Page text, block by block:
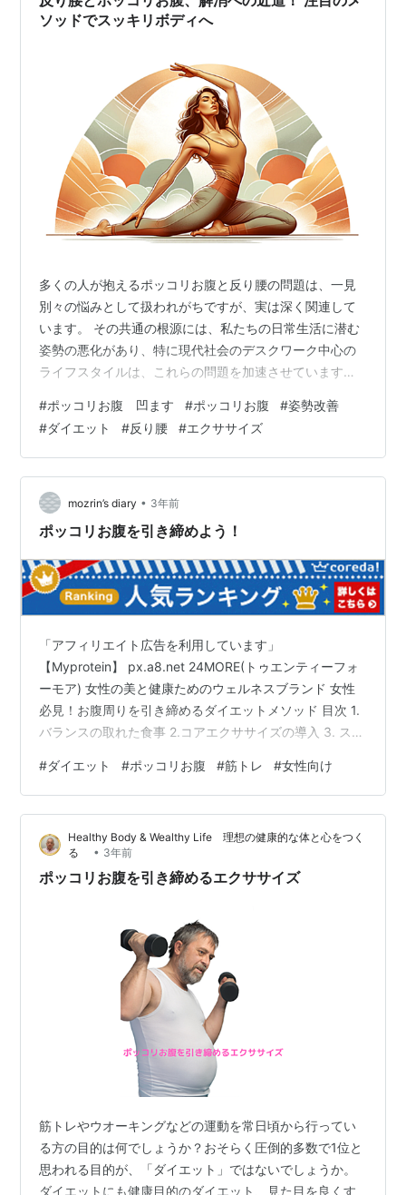
反らせないように注意。初心者の方は、手を床につ…
ソッドでスッキリボディへ
多くの人が抱えるポッコリお腹と反り腰の問題は、一見
別々の悩みとして扱われがちですが、実は深く関連して
います。 その共通の根源には、私たちの日常生活に潜む
姿勢の悪化があり、特に現代社会のデスクワーク中心の
ライフスタイルは、これらの問題を加速させています。
腹筋を正しく使えるようにすることから全てが始まりま
す。 この記事では、反り腰とポッコリお腹の密接な関係
を解き明かし、それらを効果的に解消する方法を探りま
す。 反り腰解消でポッコリお腹も同時に克服！腹筋活用
の正しいスタートポイント ポッコリお腹の悩みは、意外
な原因から来ているかもしれません。実は、…
#ポッコリお腹 凹ます #ポッコリお腹 #姿勢改善
#ダイエット #反り腰 #エクササイズ
mozrin’s diary • 3年前
ポッコリお腹を引き締めよう！
「アフィリエイト広告を利用しています」
【Myprotein】 px.a8.net 24MORE(トゥエンティーフォ
ーモア) 女性の美と健康ためのウェルネスブランド 女性
必見！お腹周りを引き締めるダイエッ​​トメソッド 目次 1.
バランスの取れた食事 2.コアエクササイズの導入 3. スト
皆さん。理想のウエストラインを手に入れるためには、
バランスの取れたダイエットと正しいエクササイズが準
備です。この記事では、お腹周りを引き締める女性向け
のダイエット方法をご紹介します。健康で美しい体型を
手に入れるために、以下のポイントを参考にしてみて
く…
#ダイエット #ポッコリお腹 #筋トレ #女性向け
Healthy Body & Wealthy Life 理想の健康的な体と心をつく
る
• 3年前
ポッコリお腹を引き締めるエクササイズ
筋トレやウオーキングなどの運動を常日頃から行ってい
る方の目的は何でしょうか？おそらく圧倒的多数で1位と
思われる目的が、「ダイエット」ではないでしょうか。
ダイエットにも健康目的のダイエット、見た目を良くす